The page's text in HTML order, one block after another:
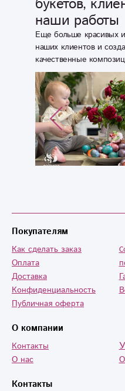
наши работы
Еще больше красивых
наших клиентов и
качественные
Контакты
Покупателям
Как сделать заказ
Оплата
Доставка
Конфиденциальность
Публичная оферта
О компании
Контакты
О нас